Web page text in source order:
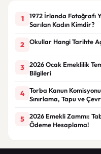
1
1972 İrlanda Fotoğrafı
Sarılan Kadın Kimdir?
2 Okullar Hangi Tarihte
3
2026 Ocak Emeklilik
Bilgileri
4
Torba Kanun
Sınırlama, Tapu ve
5
2026 Emekli Zammı:
Ödeme Hesaplama!